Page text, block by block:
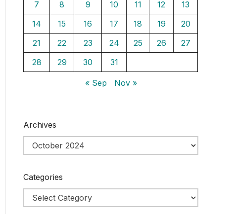
7
8 9 10 11 12
13
14
15 16 17 18 19
20
21
22 23 24 25 26
27
28
29 30 31
« Sep Nov »
Archives
Categories